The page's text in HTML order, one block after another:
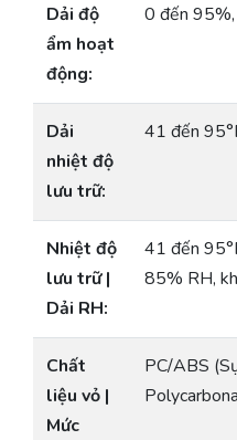
Dải độ
ẩm hoạt
động:
0 đến
Dải
nhiệt độ
lưu trữ:
41 đến
Nhiệt độ
lưu trữ |
Dải RH:
41 đến
85% RH,
Chất
liệu vỏ |
Mức
PC/ABS